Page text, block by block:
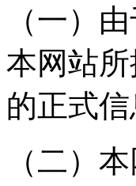
（一）
本网站
的正式信
（二）